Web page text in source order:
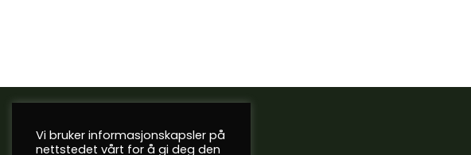
Kontakt
Vi bruker informasjonskapsler på
nettstedet vårt for å gi deg den